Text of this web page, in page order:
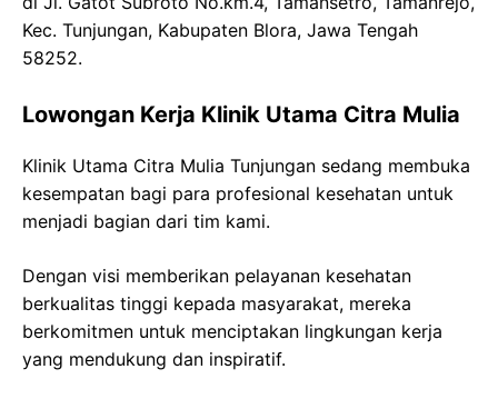
Kec. Tunjungan, Kabupaten Blora, Jawa Tengah
58252.
Lowongan Kerja Klinik Utama Citra Mulia
Klinik Utama Citra Mulia Tunjungan sedang membuka
kesempatan bagi para profesional kesehatan untuk
menjadi bagian dari tim kami.
Dengan visi memberikan pelayanan kesehatan
berkualitas tinggi kepada masyarakat, mereka
berkomitmen untuk menciptakan lingkungan kerja
yang mendukung dan inspiratif.